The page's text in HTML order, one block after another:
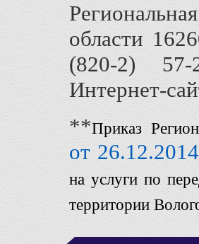
области
(820-2) 57-
Интернет-
**Приказ
от
на услуги по
территории